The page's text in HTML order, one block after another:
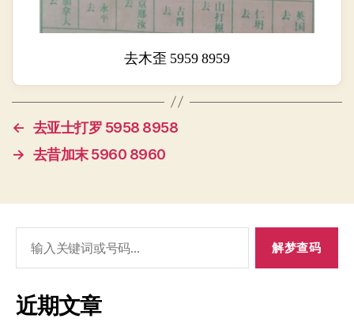
去木歪 5959 8959
← 去亚士打罗 5958 8958
→ 去昔加末 5960 8960
索：
近期文章